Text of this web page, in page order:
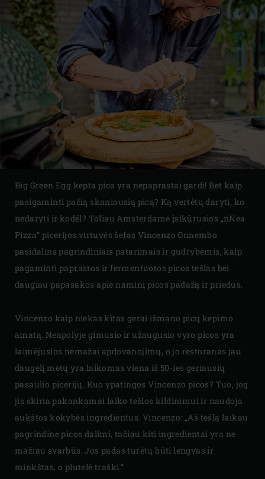
Big Green Egg kepta pica yra nepaprastai gardi! Bet kaip
pasigaminti pačią skaniausią picą? Ką vertėtų daryti, ko
nedaryti ir kodėl? Toliau Amsterdame įsikūrusios „nNea
Pizza“ picerijos virtuvės šefas Vincenzo Onnembo
pasidalins pagrindiniais patarimais ir gudrybėmis, kaip
pagaminti paprastos ir fermentuotos picos tešlas bei
daugiau papasakos apie naminį picos padažą ir priedus.
Vincenzo kaip niekas kitas gerai išmano picų kepimo
amatą. Neapolyje gimusio ir užaugusio vyro picos yra
laimėjusios nemažai apdovanojimų, o jo restoranas jau
daugelį metų yra laikomas viena iš 50-ies geriausių
pasaulio picerijų. Kuo ypatingos Vincenzo picos? Tuo, jog
jis skiria pakankamai laiko tešlos kildinimui ir naudoja
aukštos kokybės ingredientus. Vincenzo: „Aš tešlą laikau
pagrindine picos dalimi, tačiau kiti ingredientai yra ne
mažiau svarbūs. Jos padas turėtų būti lengvas ir
minkštas, o plutelė traški.“